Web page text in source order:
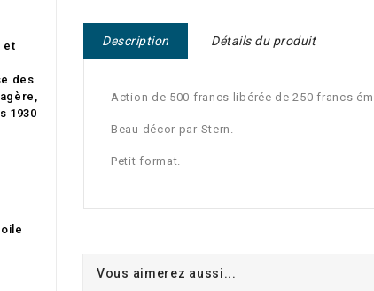
et
des
1930
Description Détails du produit
Action de 500 francs libérée de 250 francs
Beau décor par Stern.
Petit format.
Vous aimerez aussi...